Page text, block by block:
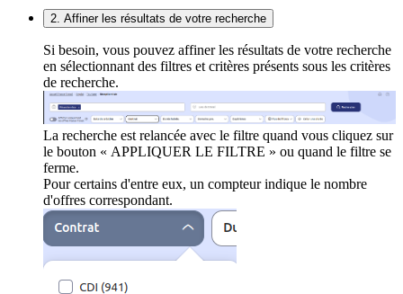
2. Affiner les résultats de votre recherche
Si besoin, vous pouvez affiner les résultats de votre recherche
en sélectionnant des filtres et critères présents sous les critères
de recherche.
La recherche est relancée avec le filtre quand vous cliquez sur
le bouton « APPLIQUER LE FILTRE » ou quand le filtre se
ferme.
Pour certains d'entre eux, un compteur indique le nombre
d'offres correspondant.